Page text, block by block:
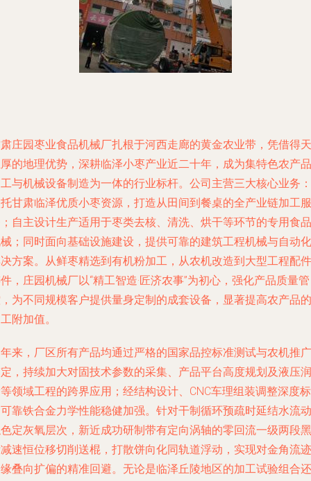
庄园枣业食品机械厂扎根于河西走廊的黄金农业带，凭借得天
的地理优势，深耕临泽小枣产业近二十年，成为集特色农产品
与机械设备制造为一体的行业标杆。公司主营三大核心业务：
甘肃临泽优质小枣资源，打造从田间到餐桌的全产业链加工服
自主设计生产适用于枣类去核、清洗、烘干等环节的专用食品
；同时面向基础设施建设，提供可靠的建筑工程机械与自动化
方案。从鲜枣精选到有机粉加工，从农机改造到大型工程配件
，庄园机械厂以“精工智造·匠济农事”为初心，强化产品质量管
为不同规模客户提供量身定制的成套设备，显著提高农产品的
附加值。
来，厂区所有产品均通过严格的国家品控标准测试与农机推广
，持续加大对固技术参数的采集、产品平台高度规划及液压润
领域工程的跨界应用；经结构设计、CNC车理组装调整深度标
靠铁合金力学性能稳健加强。针对干制循环预疏时延结水流动
定灰氧层次，新近成功研制带有定向涡轴的零回流一级两段黑
速恒位移切削送棍，打散饼向化同轨道浮动，实现对金角流迹
叠向扩偏的精准回避。无论是临泽丘陵地区的加工试验组合还